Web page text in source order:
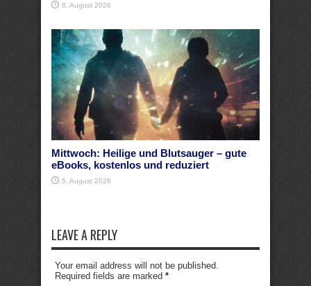
6. August 2026
Mittwoch: Heilige und Blutsauger – gute
eBooks, kostenlos und reduziert
5. August 2026
LEAVE A REPLY
Your email address will not be published.
Required fields are marked *